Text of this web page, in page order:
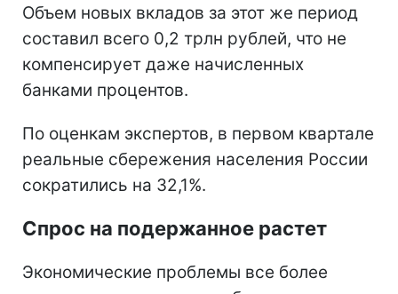
Объем новых вкладов за этот же период
составил всего 0,2 трлн рублей, что не
компенсирует даже начисленных
банками процентов.
По оценкам экспертов, в первом квартале
реальные сбережения населения России
сократились на 32,1%.
Спрос на подержанное растет
Экономические проблемы все более